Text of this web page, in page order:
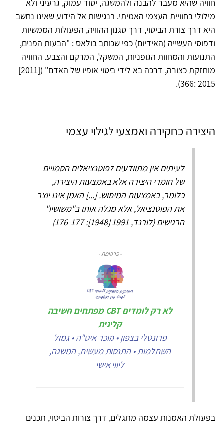
חוויה שהיא מעבר להבנה ולהמשגה, יסוד עמוק, גרעיני ולא
מילולי בחוויית העצמי האמיתי. הנגישות אל הידוע שאינו נחשב
היא דרך צורת הביטוי, דרך סגנון ההוויה, הפעולות הממשיות
ודפוסי העשייה (האידיום) כפי שכותב בולאס : "הבעות הפנים,
התנועות והמחוות הגופניות, המשקל, המרקם והצבע. החוויה
מוחזקת כצורה, דרכה בא לידי ביטוי אופיו של האדם" ([2011]
2015 :366).
היצירה כחקירה ואמצעי לגילוי עצמי
לעיתים אין מתוודעים לפוטנציאלים הסמויים
של חומרי היצירה אלא באמצעות היצירה,
כלומר, באמצעות המימוש. [...] האמן אינו יוצר
את הפוטנציאל, אלא מגלה אותו ב"משושיו"
הרגישים (לורנד, 1991 [1948]: 176-177)
- פרסומת -
לא רק לומדים CBT מפתחים חשיבה
קלינית
פרונטלי בצפון • מוכר איט"ה • גמול
השתלמות • התנסות מעשית, המשגה,
ליווי אישי
בפעולת האמנות עצמה מתגלים, דרך צורות הביטוי, תכנים